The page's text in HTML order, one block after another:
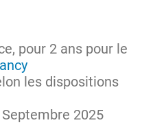
pour 2 ans pour le
les dispositions
Septembre 2025